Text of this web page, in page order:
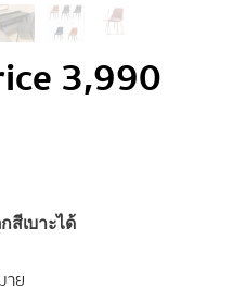
3,990
สีเบาะได้
าย